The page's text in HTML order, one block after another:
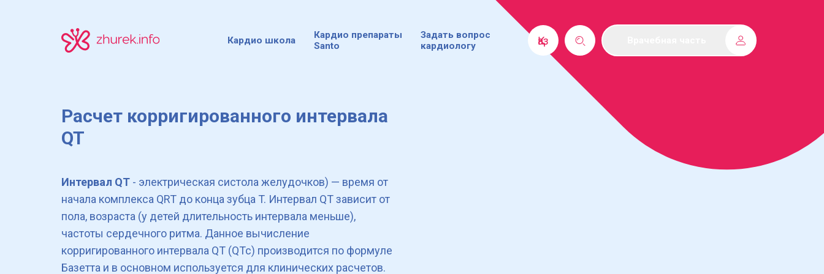
Кардио школа
Кардио препараты
Santo
Задать вопрос
кардиологу
Қаз
Расчет корригированного интервала
QT
Интервал QT - электрическая систола желудочков) — время от
начала комплекса QRT до конца зубца T. Интервал QT зависит от
пола, возраста (у детей длительность интервала меньше),
частоты сердечного ритма. Данное вычисление
корригированного интервала QT (QTc) производится по формуле
Базетта и в основном используется для клинических расчетов.